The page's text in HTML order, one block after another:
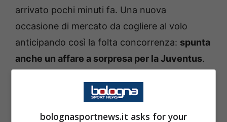
arrivato pochi minuti fa. Una nuova
occasione di mercato da cogliere al volo
anticipando così la folta concorrenza: spunta
anche un affare a sorpresa per la Juventus.
Juventus, nuovo scambio per
Vlahovic: la decisione
bolognasportnews.it asks for your